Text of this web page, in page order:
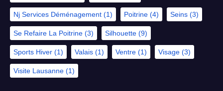
Nj Services Déménagement (1) Poitrine (4) Seins (3)
Se Refaire La Poitrine (3) Silhouette (9)
Sports Hiver (1) Valais (1) Ventre (1) Visage (3)
Visite Lausanne (1)